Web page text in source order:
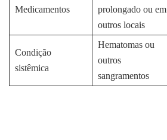
Medicamentos
prolongado ou em
outros locais
Condição
sistêmica
Hematomas ou
outros
sangramentos